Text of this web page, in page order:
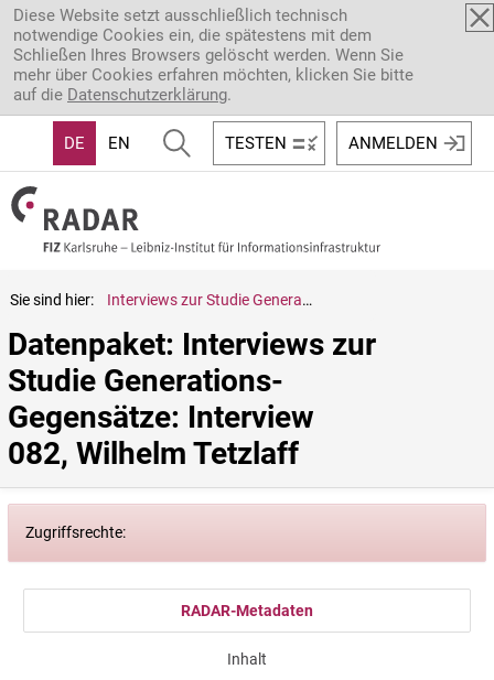
Direkt zum Inhalt
Diese Website setzt ausschließlich technisch
notwendige Cookies ein, die spätestens mit dem
Schließen Ihres Browsers gelöscht werden. Wenn Sie
mehr über Cookies erfahren möchten, klicken Sie bitte
auf die Datenschutzerklärung.
DE EN TESTEN ANMELDEN
Sie sind hier: Interviews zur Studie Generations-Gegensätze: Interview 082, Wilhelm Tetzlaff
Datenpaket: Interviews zur
Studie Generations-
Gegensätze: Interview
082, Wilhelm Tetzlaff
Zugriffsrechte:
RADAR-Metadaten
Inhalt